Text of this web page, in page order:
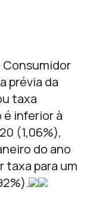
Consumidor
prévia da
taxa
é inferior à
(1,06%),
do ano
taxa para um